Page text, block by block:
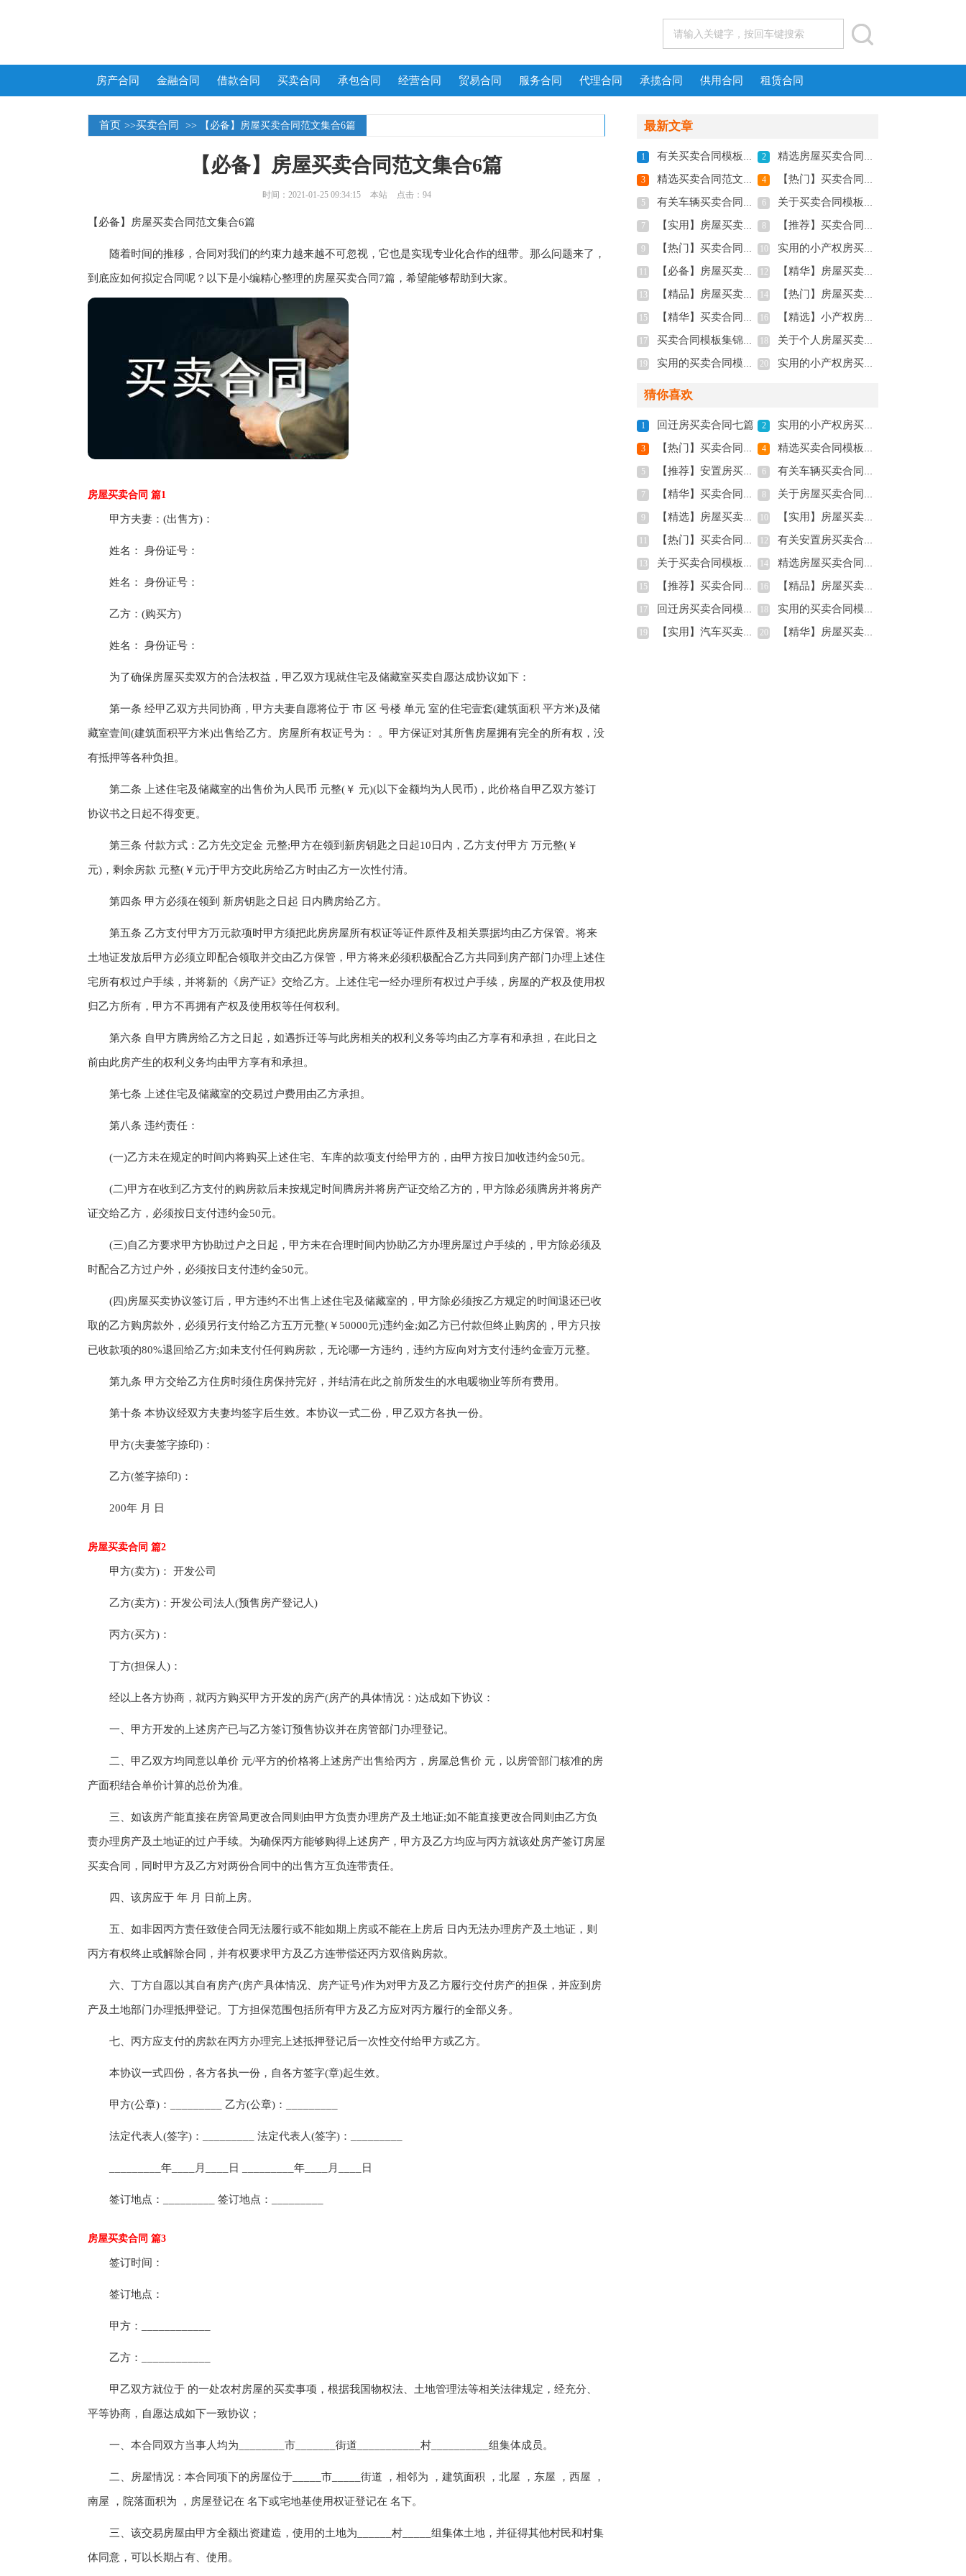
房产合同 金融合同 借款合同 买卖合同 承包合同 经营合同 贸易合同 服务合同 代理合同 承揽合同 供用合同 租赁合同
首页 >>买卖合同 >> 【必备】房屋买卖合同范文集合6篇
【必备】房屋买卖合同范文集合6篇
时间：2021-01-25 09:34:15 本站 点击：94
【必备】房屋买卖合同范文集合6篇
随着时间的推移，合同对我们的约束力越来越不可忽视，它也是实现专业化合作的纽带。那么问题来了，
到底应如何拟定合同呢？以下是小编精心整理的房屋买卖合同7篇，希望能够帮助到大家。
房屋买卖合同 篇1
甲方夫妻：(出售方)：
姓名： 身份证号：
姓名： 身份证号：
乙方：(购买方)
姓名： 身份证号：
为了确保房屋买卖双方的合法权益，甲乙双方现就住宅及储藏室买卖自愿达成协议如下：
第一条 经甲乙双方共同协商，甲方夫妻自愿将位于 市 区 号楼 单元 室的住宅壹套(建筑面积 平方米)及储
藏室壹间(建筑面积平方米)出售给乙方。房屋所有权证号为： 。甲方保证对其所售房屋拥有完全的所有权，没
有抵押等各种负担。
第二条 上述住宅及储藏室的出售价为人民币 元整(￥ 元)(以下金额均为人民币)，此价格自甲乙双方签订
协议书之日起不得变更。
第三条 付款方式：乙方先交定金 元整;甲方在领到新房钥匙之日起10日内，乙方支付甲方 万元整(￥
元)，剩余房款 元整(￥元)于甲方交此房给乙方时由乙方一次性付清。
第四条 甲方必须在领到 新房钥匙之日起 日内腾房给乙方。
第五条 乙方支付甲方万元款项时甲方须把此房房屋所有权证等证件原件及相关票据均由乙方保管。将来
土地证发放后甲方必须立即配合领取并交由乙方保管，甲方将来必须积极配合乙方共同到房产部门办理上述住
宅所有权过户手续，并将新的《房产证》交给乙方。上述住宅一经办理所有权过户手续，房屋的产权及使用权
归乙方所有，甲方不再拥有产权及使用权等任何权利。
第六条 自甲方腾房给乙方之日起，如遇拆迁等与此房相关的权利义务等均由乙方享有和承担，在此日之
前由此房产生的权利义务均由甲方享有和承担。
第七条 上述住宅及储藏室的交易过户费用由乙方承担。
第八条 违约责任：
(一)乙方未在规定的时间内将购买上述住宅、车库的款项支付给甲方的，由甲方按日加收违约金50元。
(二)甲方在收到乙方支付的购房款后未按规定时间腾房并将房产证交给乙方的，甲方除必须腾房并将房产
证交给乙方，必须按日支付违约金50元。
(三)自乙方要求甲方协助过户之日起，甲方未在合理时间内协助乙方办理房屋过户手续的，甲方除必须及
时配合乙方过户外，必须按日支付违约金50元。
(四)房屋买卖协议签订后，甲方违约不出售上述住宅及储藏室的，甲方除必须按乙方规定的时间退还已收
取的乙方购房款外，必须另行支付给乙方五万元整(￥50000元)违约金;如乙方已付款但终止购房的，甲方只按
已收款项的80%退回给乙方;如未支付任何购房款，无论哪一方违约，违约方应向对方支付违约金壹万元整。
第九条 甲方交给乙方住房时须住房保持完好，并结清在此之前所发生的水电暖物业等所有费用。
第十条 本协议经双方夫妻均签字后生效。本协议一式二份，甲乙双方各执一份。
甲方(夫妻签字捺印)：
乙方(签字捺印)：
200年 月 日
房屋买卖合同 篇2
甲方(卖方)： 开发公司
乙方(卖方)：开发公司法人(预售房产登记人)
丙方(买方)：
丁方(担保人)：
经以上各方协商，就丙方购买甲方开发的房产(房产的具体情况：)达成如下协议：
一、甲方开发的上述房产已与乙方签订预售协议并在房管部门办理登记。
二、甲乙双方均同意以单价 元/平方的价格将上述房产出售给丙方，房屋总售价 元，以房管部门核准的房
产面积结合单价计算的总价为准。
三、如该房产能直接在房管局更改合同则由甲方负责办理房产及土地证;如不能直接更改合同则由乙方负
责办理房产及土地证的过户手续。为确保丙方能够购得上述房产，甲方及乙方均应与丙方就该处房产签订房屋
买卖合同，同时甲方及乙方对两份合同中的出售方互负连带责任。
四、该房应于 年 月 日前上房。
五、如非因丙方责任致使合同无法履行或不能如期上房或不能在上房后 日内无法办理房产及土地证，则
丙方有权终止或解除合同，并有权要求甲方及乙方连带偿还丙方双倍购房款。
六、丁方自愿以其自有房产(房产具体情况、房产证号)作为对甲方及乙方履行交付房产的担保，并应到房
产及土地部门办理抵押登记。丁方担保范围包括所有甲方及乙方应对丙方履行的全部义务。
七、丙方应支付的房款在丙方办理完上述抵押登记后一次性交付给甲方或乙方。
本协议一式四份，各方各执一份，自各方签字(章)起生效。
甲方(公章)：_________ 乙方(公章)：_________
法定代表人(签字)：_________ 法定代表人(签字)：_________
_________年____月____日 _________年____月____日
签订地点：_________ 签订地点：_________
房屋买卖合同 篇3
签订时间：
签订地点：
甲方：____________
乙方：____________
甲乙双方就位于 的一处农村房屋的买卖事项，根据我国物权法、土地管理法等相关法律规定，经充分、
平等协商，自愿达成如下一致协议；
一、本合同双方当事人均为________市_______街道___________村__________组集体成员。
二、房屋情况：本合同项下的房屋位于_____市_____街道 ，相邻为 ，建筑面积 ，北屋 ，东屋 ，西屋 ，
南屋 ，院落面积为 ，房屋登记在 名下或宅地基使用权证登记在 名下。
三、该交易房屋由甲方全额出资建造，使用的土地为______村_____组集体土地，并征得其他村民和村集
体同意，可以长期占有、使用。
最新文章
1 有关买卖合同模板锦集九篇 2 精选房屋买卖合同集合十篇
3 精选买卖合同范文锦集九篇 4 【热门】买卖合同范文汇编八篇
5 有关车辆买卖合同模板10篇 6 关于买卖合同模板六篇
7 【实用】房屋买卖合同3篇 8 【推荐】买卖合同模板八篇
9 【热门】买卖合同模板锦集7篇 10 实用的小产权房买卖合同三篇
【必备】房屋买卖合同范文集合6篇 12 【精华】房屋买卖合同三篇
13 【精品】房屋买卖合同范文锦集8篇 14 【热门】房屋买卖合同模板4篇
15 【精华】买卖合同范文汇编4篇 16 【精选】小产权房买卖合同三篇
17 买卖合同模板集锦9篇 18 关于个人房屋买卖合同四篇
19 实用的买卖合同模板七篇 20 实用的小产权房买卖合同四篇
猜你喜欢
1 回迁房买卖合同七篇 2 实用的小产权房买卖合同三篇
3 【热门】买卖合同范文汇编八篇 4 精选买卖合同模板汇编5篇
5 【推荐】安置房买卖合同四篇 6 有关车辆买卖合同模板10篇
7 【精华】买卖合同范文汇编4篇 8 关于房屋买卖合同4篇
9 【精选】房屋买卖合同三篇 10 【实用】房屋买卖合同4篇
【热门】买卖合同模板锦集7篇 12 有关安置房买卖合同三篇
13 关于买卖合同模板汇总八篇 14 精选房屋买卖合同集合十篇
15 【推荐】买卖合同模板九篇 16 【精品】房屋买卖合同范文锦集8篇
17 回迁房买卖合同模板6篇 18 实用的买卖合同模板集合九篇
19 【实用】汽车买卖合同三篇 20 【精华】房屋买卖合同三篇